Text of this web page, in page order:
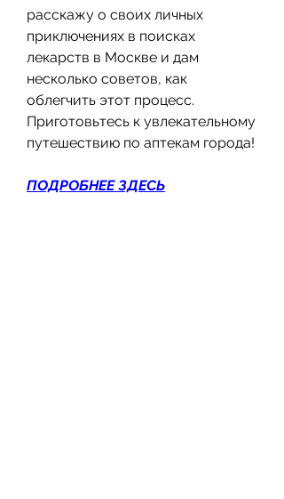
расскажу о своих личных
приключениях в поисках
лекарств в Москве и дам
несколько советов, как
облегчить этот процесс.
Приготовьтесь к увлекательному
путешествию по аптекам города!
ПОДРОБНЕЕ ЗДЕСЬ